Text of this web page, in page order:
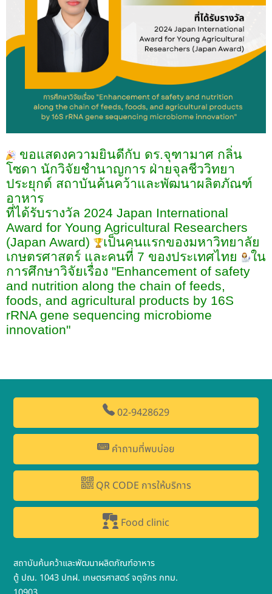
ขอแสดงความยินดีกับ ดร.จุฑามาศ กลิ่น
โซดา นักวิจัยชำนาญการ ฝ่ายจุลชีววิทยา
ประยุกต์ สถาบันค้นคว้าและพัฒนาผลิตภัณฑ์
อาหาร
ที่ได้รับรางวัล 2024 Japan International
Award for Young Agricultural Researchers
(Japan Award)
เป็นคนแรกของมหาวิทยาลัย
เกษตรศาสตร์ และคนที่ 7 ของประเทศไทย
ใน
การศึกษาวิจัยเรื่อง "Enhancement of safety
and nutrition along the chain of feeds,
foods, and agricultural products by 16S
rRNA gene sequencing microbiome
innovation"
02-9428629
คำถามที่พบบ่อย
QR CODE การให้บริการ
Food clinic
สถาบันค้นคว้าและพัฒนาผลิตภัณฑ์อาหาร
ตู้ ปณ. 1043 ปทฝ. เกษตรศาสตร์ จตุจักร กทม.